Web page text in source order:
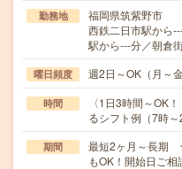
勤務地
福岡県筑紫野市
西鉄二日市駅から
駅から---分／朝倉
曜日頻度 週2日～OK（月～金
時間
〈1日3時間～OK
るシフト例（7時
期間
最短2ヶ月～長期
もOK！開始日ご相